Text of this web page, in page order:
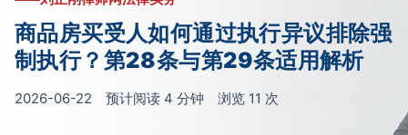
商品房买受人如何通过执行异议排除强
制执行？第28条与第29条适用解析
2026-06-22 预计阅读 4 分钟 浏览 11 次